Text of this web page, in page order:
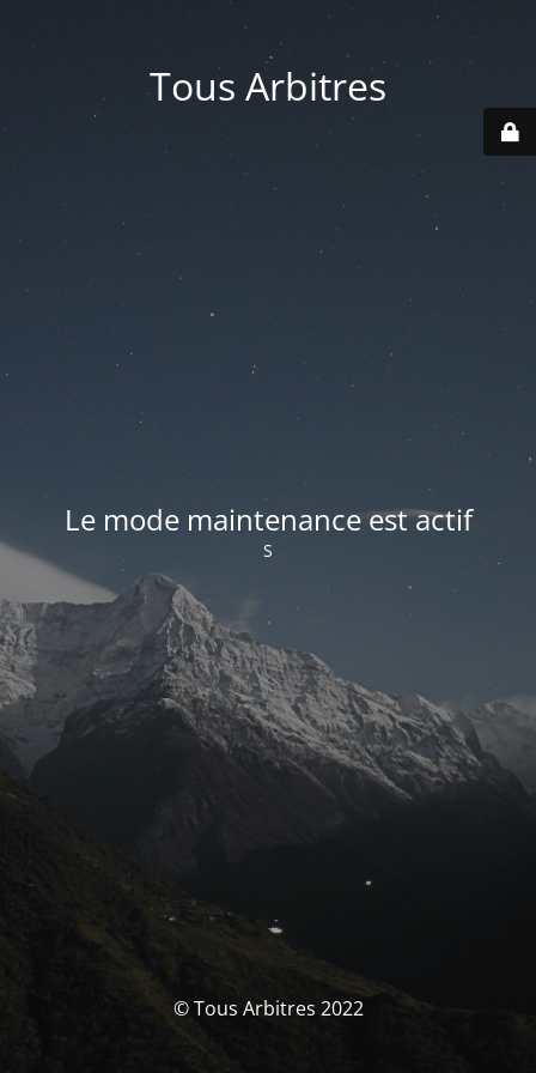
Tous Arbitres
Le mode maintenance est actif
S
© Tous Arbitres 2022